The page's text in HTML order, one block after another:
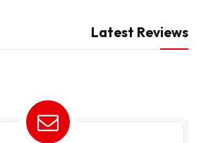
Latest Reviews